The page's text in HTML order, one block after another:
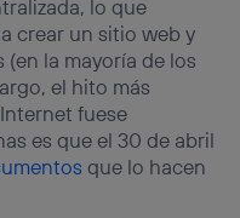
lo que
crear un sitio web y
la mayoría de los
el hito más
fuese
es que el 30 de abril
que lo hacen
únicamente en la
Utiq seleccionando
de esta página web o
de Utiq
consulta
.